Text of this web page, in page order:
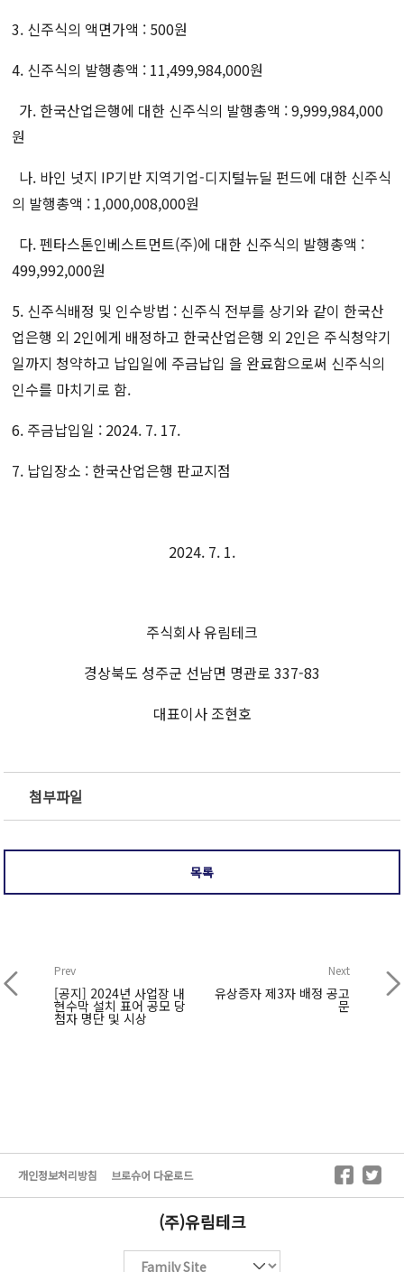
3. 신주식의 액면가액 : 500원
4. 신주식의 발행총액 : 11,499,984,000원
가. 한국산업은행에 대한 신주식의 발행총액 : 9,999,984,000
원
나. 바인 넛지 IP기반 지역기업-디지털뉴딜 펀드에 대한 신주식
의 발행총액 : 1,000,008,000원
다.펜타스톤인베스트먼트(주)에 대한 신주식의 발행총액 :
499,992,000원
5. 신주식배정 및 인수방법 : 신주식 전부를 상기와 같이 한국산
업은행 외 2인에게 배정하고 한국산업은행 외 2인은 주식청약기
일까지 청약하고 납입일에 주금납입 을 완료함으로써 신주식의
인수를 마치기로 함.
6. 주금납입일 : 2024. 7. 17.
7. 납입장소 : 한국산업은행 판교지점
2024. 7. 1.
주식회사 유림테크
경상북도 성주군 선남면 명관로 337-83
대표이사 조현호
첨부파일
Prev
[공지] 2024년 사업장 내
현수막 설치 표어 공모 당
첨자 명단 및 시상
목록
Next
유상증자 제3자 배정 공고
문
개인정보처리방침 브로슈어 다운로드
(주)유림테크